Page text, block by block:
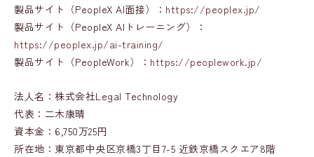
製品サイト（PeopleX AI面接）： https://peoplex.jp/
製品サイト（PeopleX AIトレーニング）：
https://peoplex.jp/ai-training/
製品サイト（PeopleWork）： https://peoplework.jp/
法人名：株式会社Legal Technology
代表：二木康晴
資本金：6,750万25円
所在地：東京都中央区京橋3丁目7-5 近鉄京橋スクエア8階